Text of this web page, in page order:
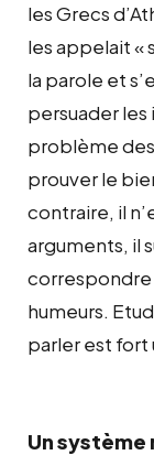
les Grecs
les appelait «
la parole et
persuader les
problème des
prouver le
contraire, il
arguments, il
correspondre
humeurs.
parler est fort
Un système